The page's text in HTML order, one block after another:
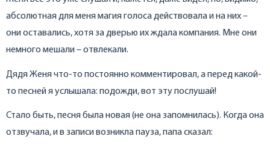
абсолютная для меня магия голоса действовала и на них –
они оставались, хотя за дверью их ждала компания. Мне они
немного мешали – отвлекали.
Дядя Женя что-то постоянно комментировал, а перед какой-
то песней я услышала: подожди, вот эту послушай!
Стало быть, песня была новая (не она запомнилась). Когда она
отзвучала, и в записи возникла пауза, папа сказал: